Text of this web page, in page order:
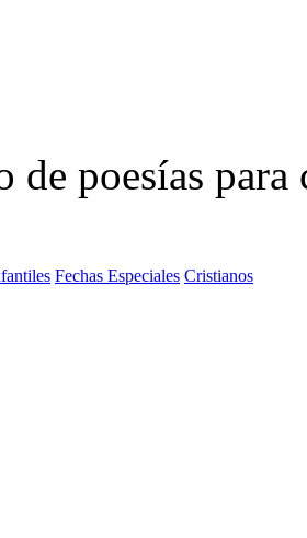
de poesías
Fechas Especiales Cristianos